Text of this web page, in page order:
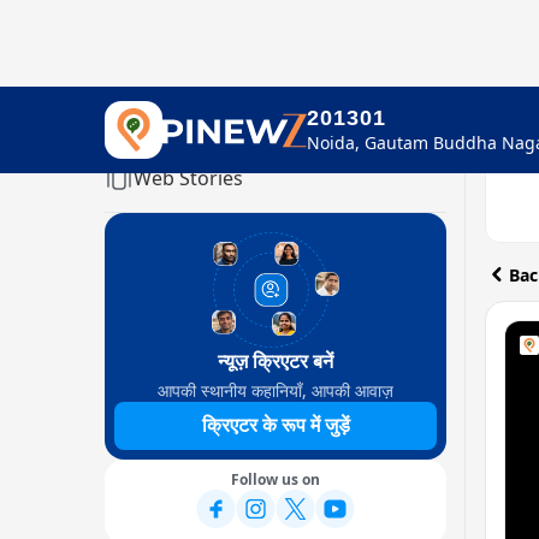
201301
Home
Web Stories
न्यूज़ क्रिएटर बनें
आपकी स्थानीय कहानियाँ, आपकी आवाज़
क्रिएटर के रूप में जुड़ें
Follow us on